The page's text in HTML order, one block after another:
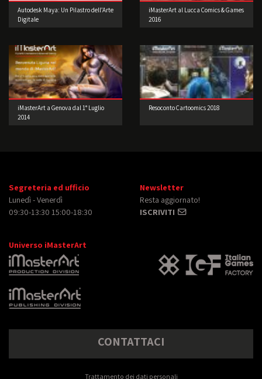
Autodesk Maya: Un Pilastro dell’Arte
Digitale
iMasterArt al Lucca Comics & Games
2016
iMasterArt a Genova dal 1° Luglio
2014
Resoconto Cartoomics 2018
Segreteria ed ufficio
Lunedì - Venerdì
09:30-13:30 15:00-18:30
Newsletter
Resta aggiornato!
ISCRIVITI
Universo iMasterArt
CONTATTACI
Trattamento dei dati personali